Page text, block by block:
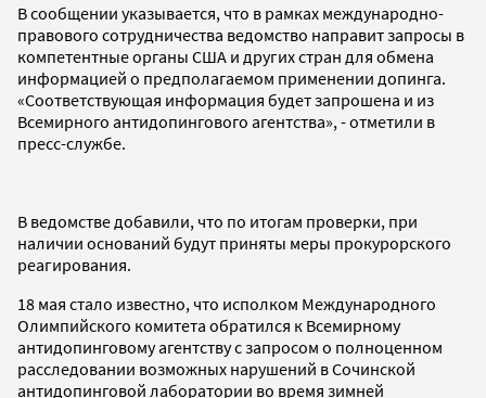
В сообщении указывается, что в рамках международно-
правового сотрудничества ведомство направит запросы в
компетентные органы США и других стран для обмена
информацией о предполагаемом применении допинга.
«Соответствующая информация будет запрошена и из
Всемирного антидопингового агентства», - отметили в
пресс-службе.
В ведомстве добавили, что по итогам проверки, при
наличии оснований будут приняты меры прокурорского
реагирования.
18 мая стало известно, что исполком Международного
Олимпийского комитета обратился к Всемирному
антидопинговому агентству с запросом о полноценном
расследовании возможных нарушений в Сочинской
антидопинговой лаборатории во время зимней